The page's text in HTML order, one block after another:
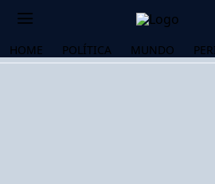
HOME POLÍTICA MUNDO